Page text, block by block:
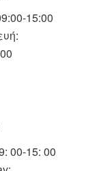
15:00
00-15: 00